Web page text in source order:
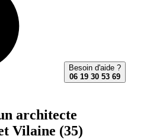
Besoin d'aide ?
06 19 30 53 69
architecte
Vilaine (35)